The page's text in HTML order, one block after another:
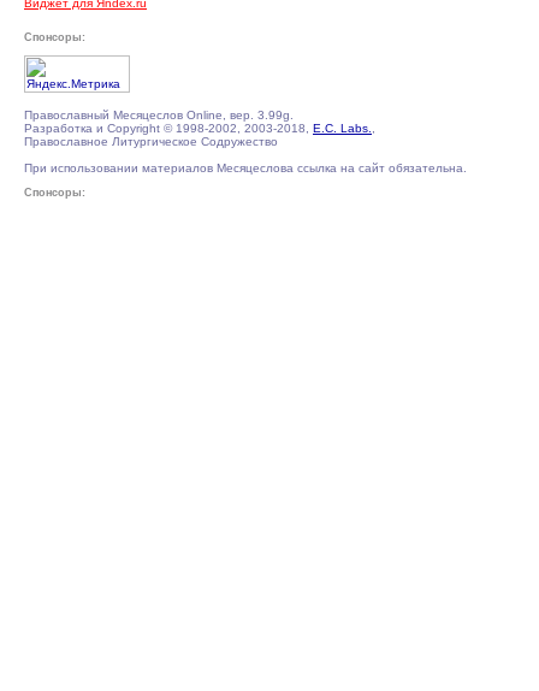
Виджет для Яndex.ru
Спонсоры:
Православный Месяцеслов Online, вер. 3.99g.
Разработка и Copyright © 1998-2002, 2003-2018, E.C. Labs.
Православное Литургическое Содружество
При использовании материалов Месяцеслова ссылка на сайт обязательна.
Спонсоры: